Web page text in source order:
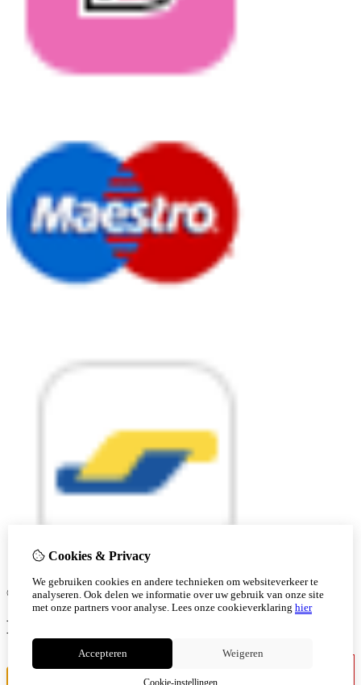
© Copyright 2026 |
Cookies & Privacy
We gebruiken cookies en andere technieken om websiteverkeer te
analyseren. Ook delen we informatie over uw gebruik van onze site
met onze partners voor analyse. Lees onze cookieverklaring hier
Accepteren Weigeren
Cookie-instellingen
Ben je 18 of ouder?